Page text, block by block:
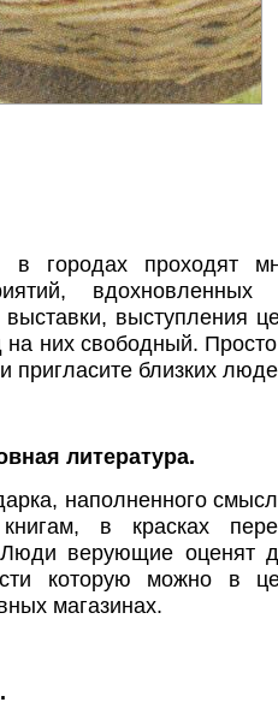
городах проходят
вдохновленных
выступления
на них свободный.
пригласите близких
литература.
наполненного
в красках
верующие оценят
которую можно в
магазинах.